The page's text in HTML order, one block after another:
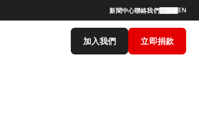
新聞中心聯絡我們 EN
加入我們 立即捐款